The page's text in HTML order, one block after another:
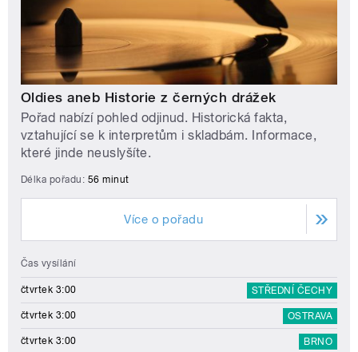
Oldies aneb Historie z černých drážek
Pořad nabízí pohled odjinud. Historická fakta,
vztahující se k interpretům i skladbám. Informace,
které jinde neuslyšíte.
Délka pořadu: 56 minut
Více o pořadu
Čas vysílání
čtvrtek 3:00 STŘEDNÍ ČECHY
čtvrtek 3:00 OSTRAVA
čtvrtek 3:00 BRNO